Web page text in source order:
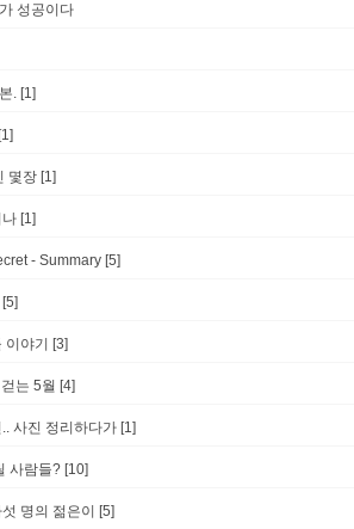
성공이다
. [1]
[1]
몇장 [1]
나 [1]
- Summary [5]
[5]
이야기 [3]
는 5월 [4]
사진 정리하다가 [1]
사람들? [10]
명의 젊은이 [5]